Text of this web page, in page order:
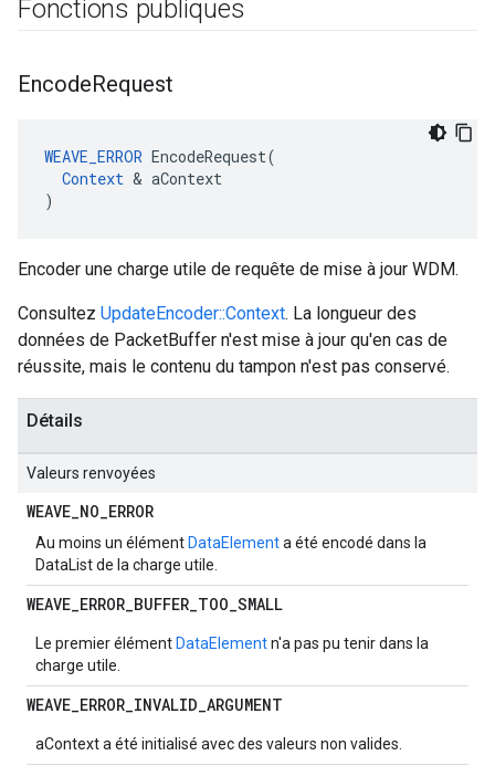
Fonctions publiques
EncodeRequest
WEAVE_ERROR EncodeRequest(
Context & aContext
)
Encoder une charge utile de requête de mise à jour WDM.
Consultez UpdateEncoder::Context. La longueur des
données de PacketBuffer n'est mise à jour qu'en cas de
réussite, mais le contenu du tampon n'est pas conservé.
Détails
Valeurs renvoyées
WEAVE_NO_ERROR
Au moins un élément DataElementa été encodé dans la
DataList de la charge utile.
WEAVE_ERROR_BUFFER_TOO_SMALL
Le premier élément DataElementn'a pas pu tenir dans la
charge utile.
WEAVE_ERROR_INVALID_ARGUMENT
aContext a été initialisé avec des valeurs non valides.